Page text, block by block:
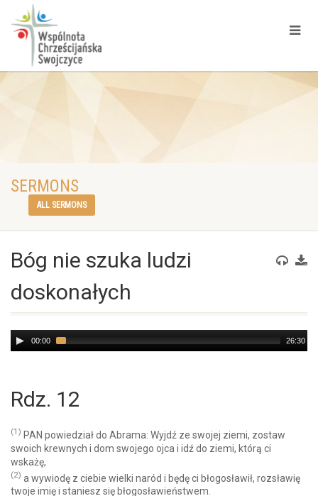
SERMONS
ALL SERMONS
Bóg nie szuka ludzi
doskonałych
Audio
Player
00:00 26:30
Rdz. 12
(1) PAN powiedział do Abrama: Wyjdź ze swojej ziemi, zostaw
swoich krewnych i dom swojego ojca i idź do ziemi, którą ci
wskażę,
(2) a wywiodę z ciebie wielki naród i będę ci błogosławił, rozsławię
twoje imię i staniesz się błogosławieństwem.